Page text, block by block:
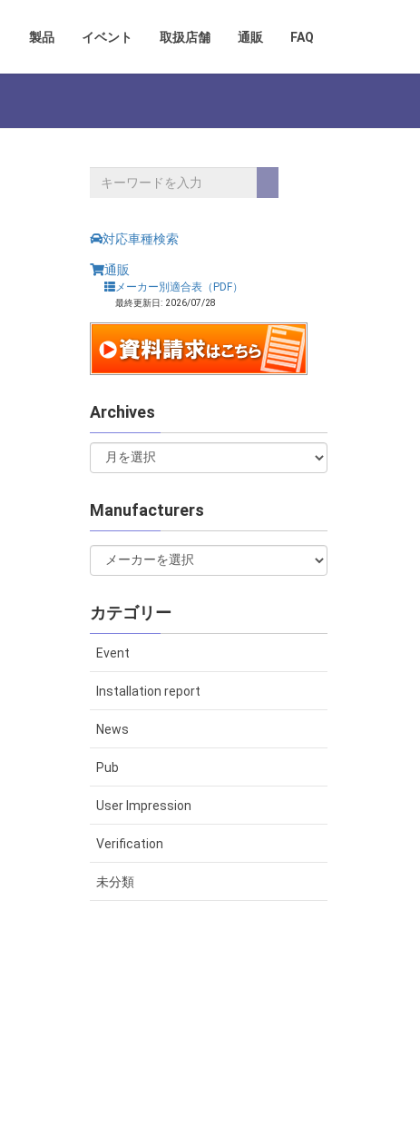
製品 イベント 取扱店舗 通販 FAQ
対応車種検索
通販
メーカー別適合表（PDF）
最終更新日: 2026/07/28
Archives
Manufacturers
カテゴリー
Event
Installation report
News
Pub
User Impression
Verification
未分類